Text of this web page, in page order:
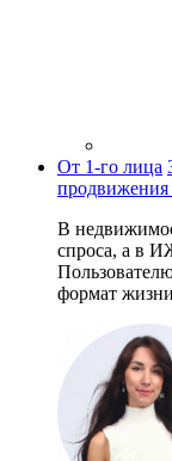
От 1-го лица
В
спроса, а в
формат